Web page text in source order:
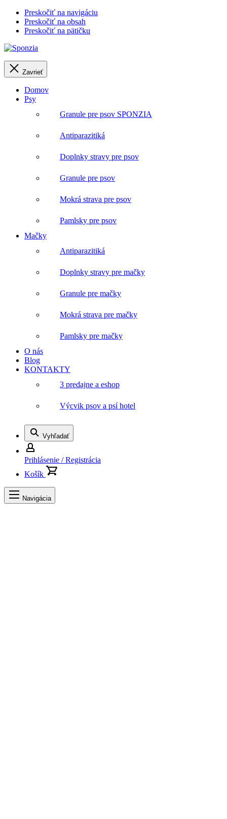
Preskočiť na navigáciu
Preskočiť na obsah
Preskočiť na pätičku
Zavrieť
Domov
Psy
Granule pre psov SPONZIA
Antiparazitiká
Doplnky stravy pre psov
Granule pre psov
Mokrá strava pre psov
Pamlsky pre psov
Mačky
Antiparazitiká
Doplnky stravy pre mačky
Granule pre mačky
Mokrá strava pre mačky
Pamlsky pre mačky
O nás
Blog
KONTAKTY
3 predajne a eshop
Výcvik psov a psí hotel
Vyhľadať
Prihlásenie / Registrácia
Košík
Navigácia